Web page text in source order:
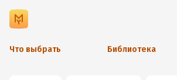
Что выбрать Библиотека